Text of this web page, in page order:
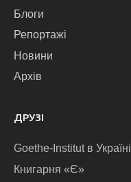
Блоги
Репортажі
Новини
Архів
ДРУЗІ
Goethe-Institut в Україні
Книгарня «Є»